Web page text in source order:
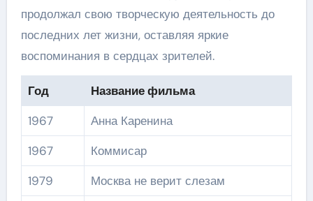
продолжал свою творческую деятельность до
последних лет жизни, оставляя яркие
воспоминания в сердцах зрителей.
Год
Название фильма
1967
Анна Каренина
1967
Коммисар
1979
Москва не верит слезам